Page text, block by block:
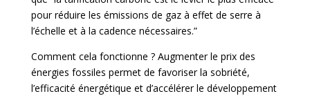
pour réduire les émissions de gaz à effet de serre à
l’échelle et à la cadence nécessaires.”
Comment cela fonctionne ? Augmenter le prix des
énergies fossiles permet de favoriser la sobriété,
l’efficacité énergétique et d’accélérer le développement